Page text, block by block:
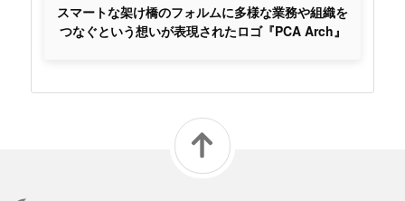
スマートな架け橋のフォルムに多様な業務や組織を
つなぐという想いが表現されたロゴ『PCA Arch』